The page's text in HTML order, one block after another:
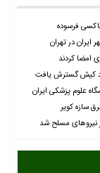
فرسوده
در تهران
امضا کردند
کیش گسترش یافت
علوم پزشکی ایران
سازه کویر
نیروهای مسلح شد